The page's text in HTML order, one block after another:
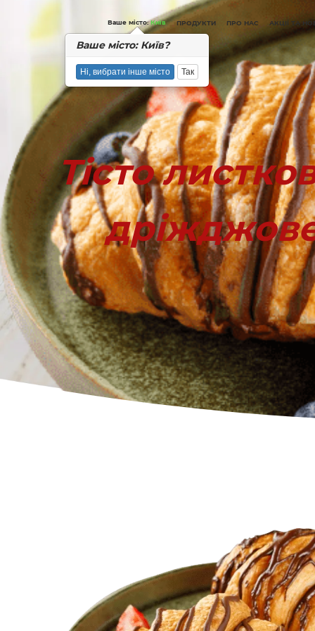
Вашe місто:Київ
Вашe місто: Київ?
Ні, вибрати інше місто Так
ПРОДУКТИ ПРО НАС АКЦІЇ ТА
Тісто